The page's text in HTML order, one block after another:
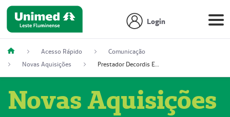
Login
Acesso Rápido
Comunicação
Novas Aquisições
Prestador Decordis Exames Cardiológicos LTDA (51004347-4)
Novas Aquisições